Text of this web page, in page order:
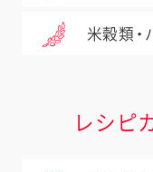
米穀類・
レシピ